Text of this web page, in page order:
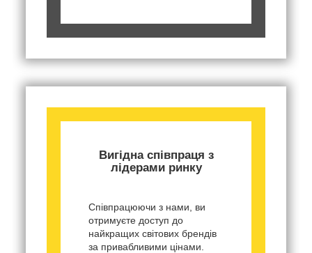
Вигідна співпраця з
лідерами ринку
Співпрацюючи з нами, ви
отримуєте доступ до
найкращих світових брендів
за привабливими цінами.